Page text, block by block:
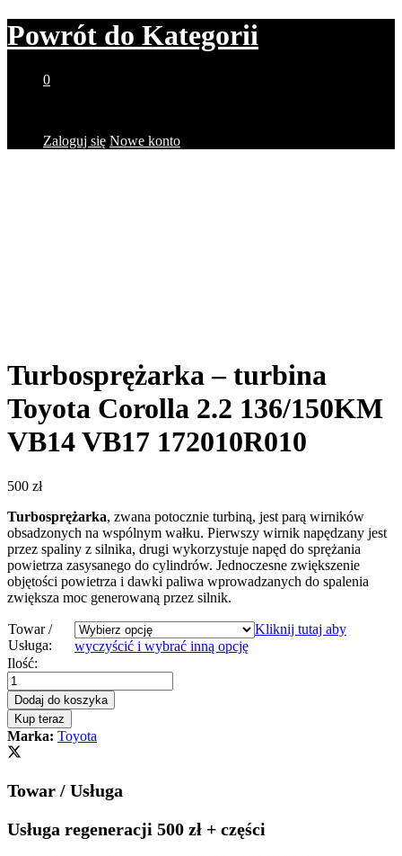
Powrót do Kategorii
0
Zaloguj się Nowe konto
Turbosprężarka – turbina
Toyota Corolla 2.2 136/150KM
VB14 VB17 172010R010
500 zł
Turbosprężarka, zwana potocznie turbiną, jest parą wirników
obsadzonych na wspólnym wałku. Pierwszy wirnik napędzany jest
przez spaliny z silnika, drugi wykorzystuje napęd do sprężania
powietrza zasysanego do cylindrów. Jednoczesne zwiększenie
objętości powietrza i dawki paliwa wprowadzanych do spalenia
zwiększa moc generowaną przez silnik.
Towar /
Usługa:
Kliknij tutaj aby
wyczyścić i wybrać inną opcję
Turbosprężarka
turbina
Toyota
Corolla
2.2
136/150KM
VB17
quantity
Ilość:
Dodaj do koszyka
Kup teraz
Marka: Toyota
Towar / Usługa
Usługa regeneracji 500 zł + części